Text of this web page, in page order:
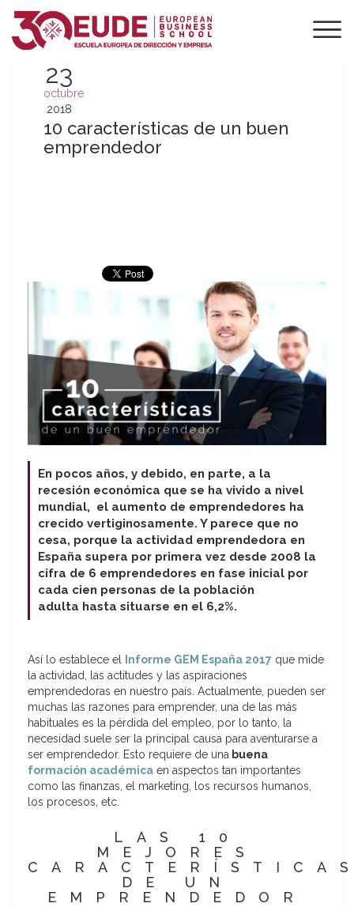
23
octubre
2018
10 características de un buen
emprendedor
En pocos años, y debido, en parte, a la
recesión económica que se ha vivido a nivel
mundial, el aumento de emprendedores ha
crecido vertiginosamente. Y parece que no
cesa, porque la actividad emprendedora en
España supera por primera vez desde 2008 la
cifra de 6 emprendedores en fase inicial por
cada cien personas de la población
adulta hasta situarse en el 6,2%.
Así lo establece el Informe GEM España 2017 que mide
la actividad, las actitudes y las aspiraciones
emprendedoras en nuestro país. Actualmente, pueden ser
muchas las razones para emprender, una de las más
habituales es la pérdida del empleo, por lo tanto, la
necesidad suele ser la principal causa para aventurarse a
ser emprendedor. Esto requiere de una buena
formación académica en aspectos tan importantes
como las finanzas, el marketing, los recursos humanos,
los procesos, etc.
LAS 10
MEJORES
DE UN
EMPRENDEDOR